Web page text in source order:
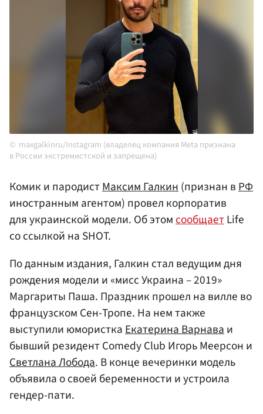
maxgalkinru/Instagram (владелец компания Meta признана
в России экстремистской и запрещена)
Комик и пародистМаксим Галкин(признан вРФ
иностранным агентом) провел корпоратив
для украинской модели. Об этомсообщаетLife
со ссылкой на SHOT.
По данным издания, Галкин стал ведущим дня
рождения модели и «мисс Украина – 2019»
Маргариты Паша. Праздник прошел на вилле во
французском Сен-Тропе. На нем также
выступили юмористкаЕкатерина Варнаваи
бывший резидент Comedy Club Игорь Меерсон и
Светлана Лобода. В конце вечеринки модель
объявила о своей беременности и устроила
гендер-пати.